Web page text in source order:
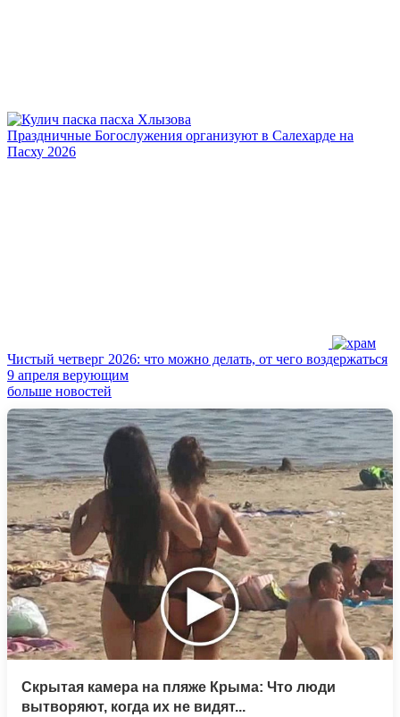
Праздничные Богослужения организуют в Салехарде на
Пасху 2026
Чистый четверг 2026: что можно делать, от чего воздержаться
9 апреля верующим
больше новостей
Скрытая камера на пляже Крыма: Что люди
вытворяют, когда их не видят...